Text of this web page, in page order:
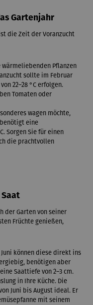
Gartenjahr
die Zeit der Voranzucht
Pflanzen
sollte im Februar
22–28 °C erfolgen.
Tomaten oder
wagen möchte,
eine
Sorgen Sie für einen
die prachtvollen
der Garten von seiner
Früchte genießen,
können diese direkt ins
benötigen aber
Saattiefe von 2–3 cm.
in Ihre Küche. Die
Juni bis August ideal. Er
mit seinem